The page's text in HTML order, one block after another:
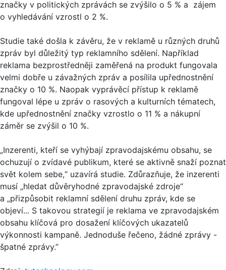
značky v politických zprávách se zvýšilo o 5 % a zájem
o vyhledávání vzrostl o 2 %.
Studie také došla k závěru, že v reklamě u různých druhů
zpráv byl důležitý typ reklamního sdělení. Například
reklama bezprostředněji zaměřená na produkt fungovala
velmi dobře u závažných zpráv a posílila upřednostnění
značky o 10 %. Naopak vyprávěcí přístup k reklamě
fungoval lépe u zpráv o rasových a kulturních tématech,
kde upřednostnění značky vzrostlo o 11 % a nákupní
záměr se zvýšil o 10 %.
„Inzerenti, kteří se vyhýbají zpravodajskému obsahu, se
ochuzují o zvídavé publikum, které se aktivně snaží poznat
svět kolem sebe,“ uzavírá studie. Zdůrazňuje, že inzerenti
musí „hledat důvěryhodné zpravodajské zdroje“
a „přizpůsobit reklamní sdělení druhu zpráv, kde se
objeví... S takovou strategií je reklama ve zpravodajském
obsahu klíčová pro dosažení klíčových ukazatelů
výkonnosti kampaně. Jednoduše řečeno, žádné zprávy -
špatné zprávy.”